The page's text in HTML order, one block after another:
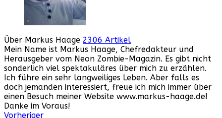
Über Markus Haage 2306 Artikel
Mein Name ist Markus Haage, Chefredakteur und
Herausgeber vom Neon Zombie-Magazin. Es gibt nicht
sonderlich viel spektakuläres über mich zu erzählen.
Ich führe ein sehr langweiliges Leben. Aber falls es
doch jemanden interessiert, freue ich mich immer über
einen Besuch meiner Website www.markus-haage.de!
Danke im Voraus!
Webseite
Facebook
Instagram
YouTube
Vorheriger